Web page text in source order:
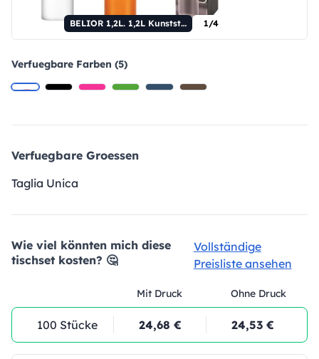
BELIOR 1,2L. 1,2L Kunststoffkanister 1/4
Verfuegbare Farben (5)
Verfuegbare Groessen
Taglia Unica
Wie viel könnten mich diese
tischset kosten? 🤔
Vollständige
Preisliste ansehen
Mit Druck Ohne Druck
100 Stücke 24,68 € 24,53 €